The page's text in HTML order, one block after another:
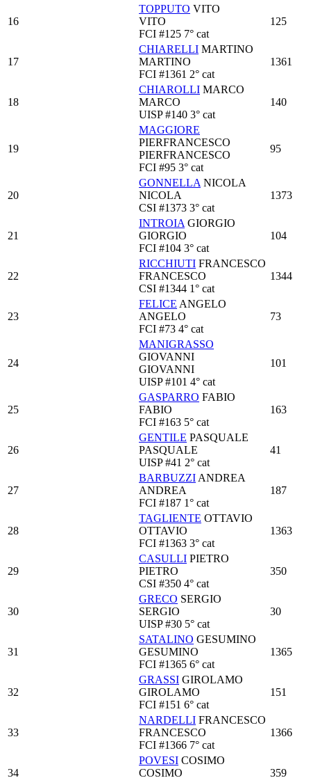
16
TOPPUTO VITO
VITO
FCI #125 7° cat
125
17
CHIARELLI MARTINO
MARTINO
FCI #1361 2° cat
1361
18
CHIAROLLI MARCO
MARCO
UISP #140 3° cat
140
19
MAGGIORE
PIERFRANCESCO
PIERFRANCESCO
FCI #95 3° cat
95
20
GONNELLA NICOLA
NICOLA
CSI #1373 3° cat
1373
21
INTROIA GIORGIO
GIORGIO
FCI #104 3° cat
104
22
RICCHIUTI FRANCESCO
FRANCESCO
CSI #1344 1° cat
1344
23
FELICE ANGELO
ANGELO
FCI #73 4° cat
73
24
MANIGRASSO
GIOVANNI
GIOVANNI
UISP #101 4° cat
101
25
GASPARRO FABIO
FABIO
FCI #163 5° cat
163
26
GENTILE PASQUALE
PASQUALE
UISP #41 2° cat
41
27
BARBUZZI ANDREA
ANDREA
FCI #187 1° cat
187
28
TAGLIENTE OTTAVIO
OTTAVIO
FCI #1363 3° cat
1363
29
CASULLI PIETRO
PIETRO
CSI #350 4° cat
350
30
GRECO SERGIO
SERGIO
UISP #30 5° cat
30
31
SATALINO GESUMINO
GESUMINO
FCI #1365 6° cat
1365
32
GRASSI GIROLAMO
GIROLAMO
FCI #151 6° cat
151
33
NARDELLI FRANCESCO
FRANCESCO
FCI #1366 7° cat
1366
34
POVESI COSIMO
COSIMO
359